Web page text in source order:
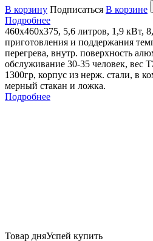
В корзину Подписаться В корзине
Подробнее
460х460х375, 5,6 литров, 1,9 кВт,
приготовления и поддержания
перегрева, внутр. поверхность
обслуживание 30-35 человек, вес
1300гр, корпус из нерж. стали, в
мерный стакан и ложка.
Подробнее
Товар дняУспей купить